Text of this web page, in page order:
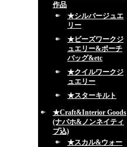
作品
★シルバージュエ
リー
★ビーズワークジ
ュエリー&ポーチ
バッグ&etc
★クイルワークジ
ュエリー
★スターキルト
★Craft&Interior Goods
(ナバホ&ノンネイティ
ブ込)
★スカル&ウォー